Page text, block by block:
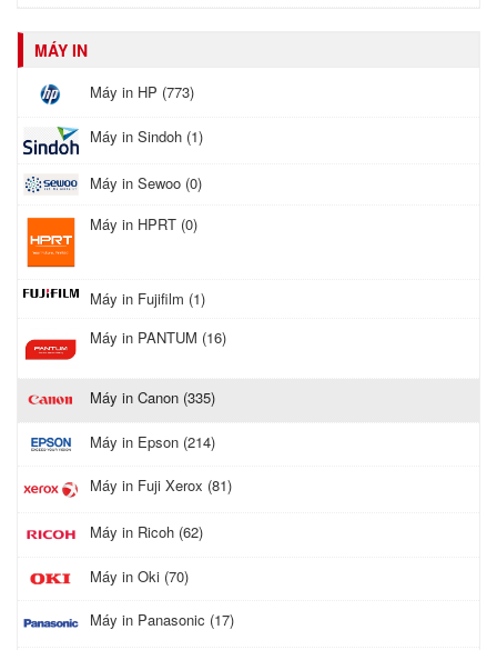
MÁY IN
Máy in HP (773)
Máy in Sindoh (1)
Máy in Sewoo (0)
Máy in HPRT (0)
Máy in Fujifilm (1)
Máy in PANTUM (16)
Máy in Canon (335)
Máy in Epson (214)
Máy in Fuji Xerox (81)
Máy in Ricoh (62)
Máy in Oki (70)
Máy in Panasonic (17)